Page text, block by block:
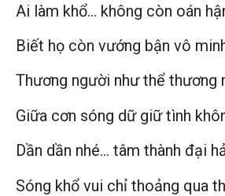
Ai làm khổ… không còn oán
Biết họ còn vướng bận vô
Thương người như thể thương
Giữa cơn sóng dữ giữ tình
Dần dần nhé… tâm thành đại
Sóng khổ vui chỉ thoảng qua